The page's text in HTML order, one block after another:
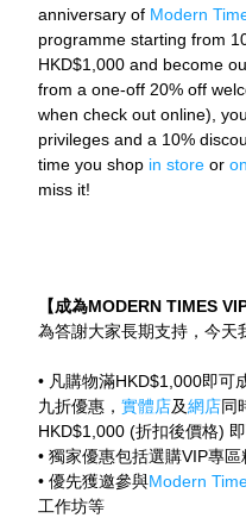
anniversary of Modern
programme starting from
HKD$1,000 and become
from a one-off 20% off
when check out online),
privileges and a 10%
time you shop in store or
miss it!
【成為MODERN TIMES
為答謝大家長期支持，今天
• 凡購物滿HKD$1,000即可
九折優惠， 實體店及網店同
HKD$1,000 (折扣後價格)
• 獨家優惠包括選購VIP專
• 優先獲邀參與Modern
工作坊等